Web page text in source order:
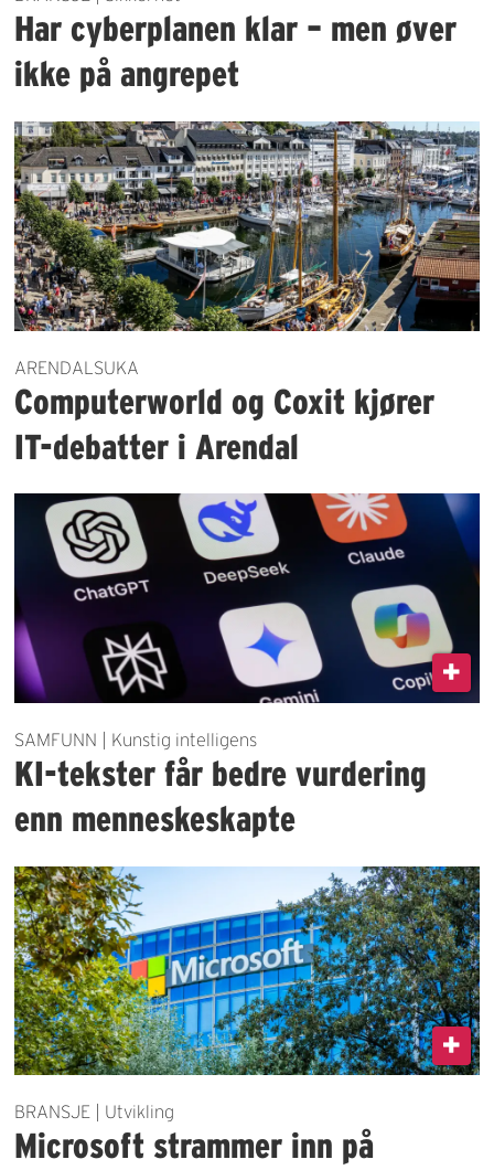
Har cyberplanen klar – men øver
ikke på angrepet
ARENDALSUKA
Computerworld og Coxit kjører
IT-debatter i Arendal
SAMFUNN | Kunstig intelligens
KI-tekster får bedre vurdering
enn menneskeskapte
BRANSJE | Utvikling
Microsoft strammer inn på